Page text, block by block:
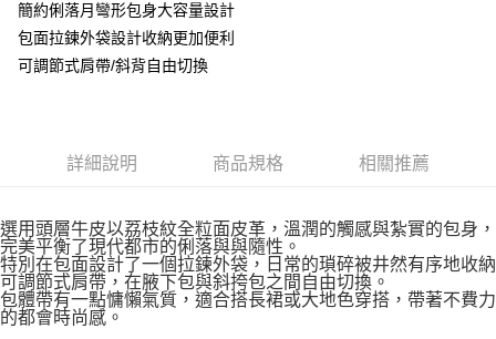
悠遊付
AFTEE先享後付
便利好安心！
１．簡單：不需註冊會員、不需綁卡、不需儲值。
【「AFTEE先享後付」結帳流程】
１．於結帳方式選擇「AFTEE先享後付」後，將跳轉至「AFTEE先享後付」
結帳頁面，進行簡訊認證並確認金額後，即可完成結帳。
２．訂單成立數日內，您將收到繳費通知簡訊。
３．收到繳費通知簡訊後14天內，點擊此簡訊中的連結，可透過四大超商／
宅配通
每筆NT$100，滿NT$999(含以上)免運費
簡約俐落月彎形包身大容量設計
包面拉鍊外袋設計收納更加便利
可調節式肩帶/斜背自由切換
詳細說明 商品規格 相關推薦
選用頭層牛皮以荔枝紋全粒面皮革，溫潤的觸感與紮實的包身，
完美平衡了現代都市的俐落與與隨性。
特別在包面設計了一個拉鍊外袋，日常的瑣碎被井然有序地收納
可調節式肩帶，在腋下包與斜挎包之間自由切換。
包體帶有一點慵懶氣質，適合搭長裙或大地色穿搭，帶著不費力
的都會時尚感。